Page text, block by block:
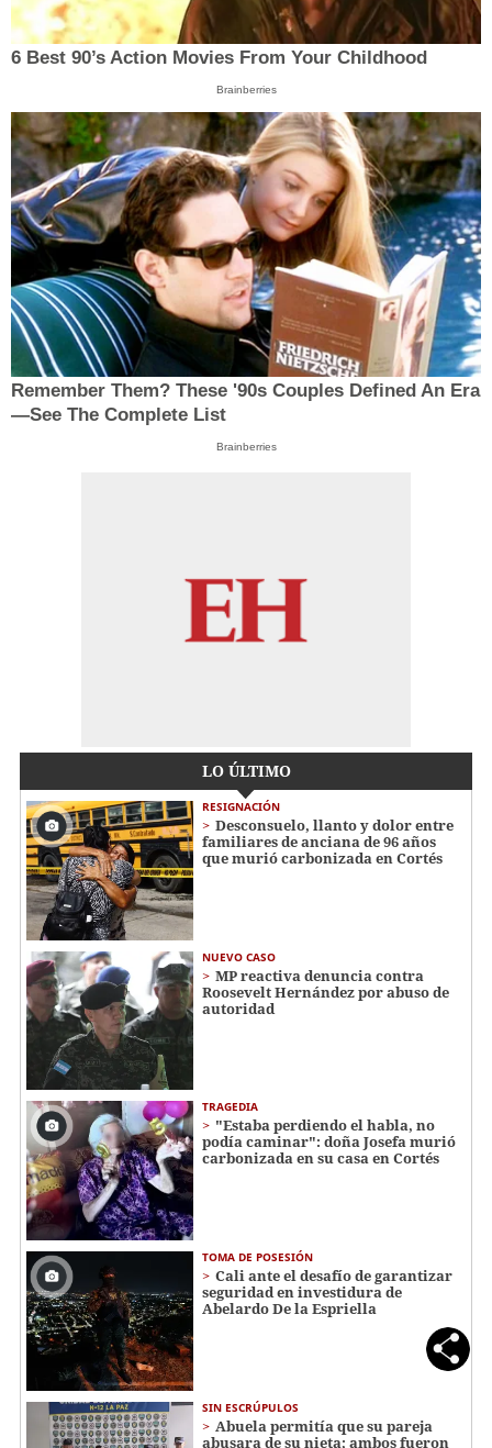
6 Best 90’s Action Movies From Your Childhood
Brainberries
Remember Them? These '90s Couples Defined An Era
—See The Complete List
Brainberries
LO ÚLTIMO
RESIGNACIÓN
​​​​Desconsuelo, llanto y dolor entre
familiares de anciana de 96 años
que murió carbonizada en Cortés
NUEVO CASO
MP reactiva denuncia contra
Roosevelt Hernández por abuso de
autoridad
TRAGEDIA
"Estaba perdiendo el habla, no
podía caminar": doña Josefa murió
carbonizada en su casa en Cortés
TOMA DE POSESIÓN
Cali ante el desafío de garantizar
seguridad en investidura de
Abelardo De la Espriella
SIN ESCRÚPULOS
Abuela permitía que su pareja
abusara de su nieta; ambos fueron